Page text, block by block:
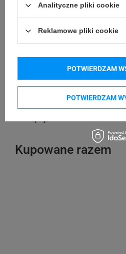
Brother P-touch PT-D600VP
Brother P-touch PT-E110
Brother P-touch PT-E300VP
Kupowane razem
Analityczne pliki cookie
Reklamowe pliki cookie
POTWIERDZAM
POTWIERDZAM